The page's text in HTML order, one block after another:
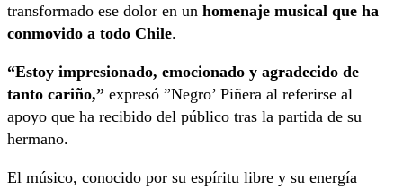
transformado ese dolor en un homenaje musical que ha
conmovido a todo Chile.
“Estoy impresionado, emocionado y agradecido de
tanto cariño,” expresó ”Negro’ Piñera al referirse al
apoyo que ha recibido del público tras la partida de su
hermano.
El músico, conocido por su espíritu libre y su energía